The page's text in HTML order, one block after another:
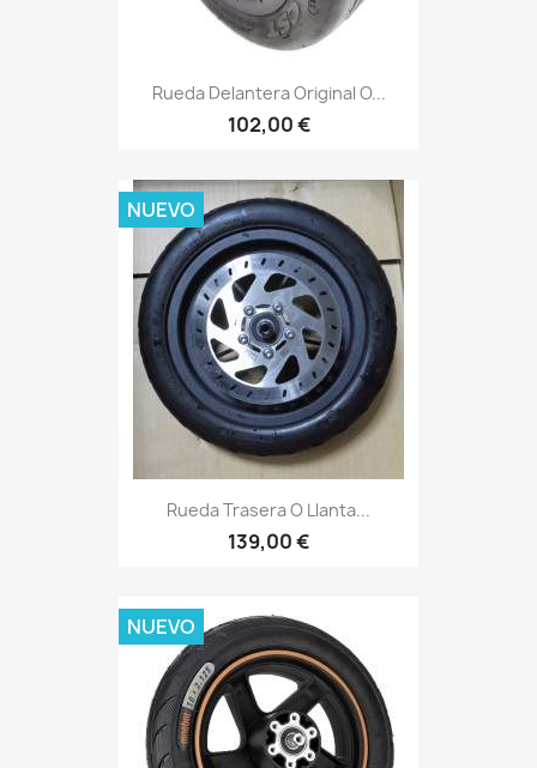
Rueda Delantera Original O...
102,00 €
Rueda Trasera O Llanta...
139,00 €
NUEVO
NUEVO